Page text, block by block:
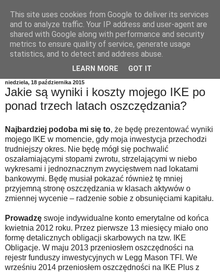
niedziela, 18 października 2015
Jakie są wyniki i koszty mojego IKE po
ponad trzech latach oszczędzania?
Najbardziej podoba mi się to, że będę prezentować wyniki
mojego IKE w momencie, gdy moja inwestycja przechodzi
trudniejszy okres. Nie będę mógł się pochwalić
oszałamiającymi stopami zwrotu, strzelającymi w niebo
wykresami i jednoznacznym zwycięstwem nad lokatami
bankowymi. Będę musiał pokazać również tę mniej
przyjemną stronę oszczędzania w klasach aktywów o
zmiennej wycenie – radzenie sobie z obsunięciami kapitału.
Prowadzę swoje indywidualne konto emerytalne od końca
kwietnia 2012 roku. Przez pierwsze 13 miesięcy miało ono
formę detalicznych obligacji skarbowych na tzw. IKE
Obligacje. W maju 2013 przeniosłem oszczędności na
rejestr funduszy inwestycyjnych w Legg Mason TFI. We
wrześniu 2014 przeniosłem oszczędności na IKE Plus z
This site uses cookies from Google to deliver its services
and to analyze traffic. Your IP address and user-agent are
shared with Google along with performance and security
metrics to ensure quality of service, generate usage
statistics, and to detect and address abuse.
LEARN MORE GOT IT